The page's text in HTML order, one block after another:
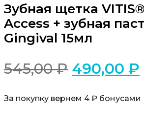
Зубная щетка
Access + зубная
Gingival 15мл
545,00₽ 490,00 ₽
За покупку вернем 4 ₽ бонусами